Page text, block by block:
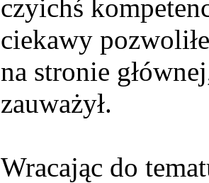
czyichś
ciekawy
na stronie
zauważył.
Wracając do